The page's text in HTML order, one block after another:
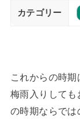
カテゴリー
これからの時
梅雨入りしても
の時期ならでは